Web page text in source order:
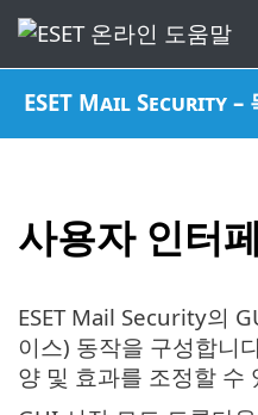
ESET Mail Security –
사용자 인터
ESET Mail Security의
이스) 동작을 구성합니
양 및 효과를 조정할 수